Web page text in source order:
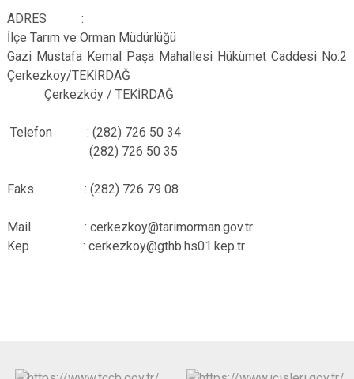
ADRES :
İlçe Tarım ve Orman Müdürlüğü
Gazi Mustafa Kemal Paşa Mahallesi Hükümet Caddesi No:2
Çerkezköy/TEKİRDAĞ
Çerkezköy / TEKİRDAĞ
Telefon : (282) 726 50 34
(282) 726 50 35
Faks : (282) 726 79 08
Mail : cerkezkoy@tarimorman.gov.tr
Kep : cerkezkoy@gthb.hs01.kep.tr